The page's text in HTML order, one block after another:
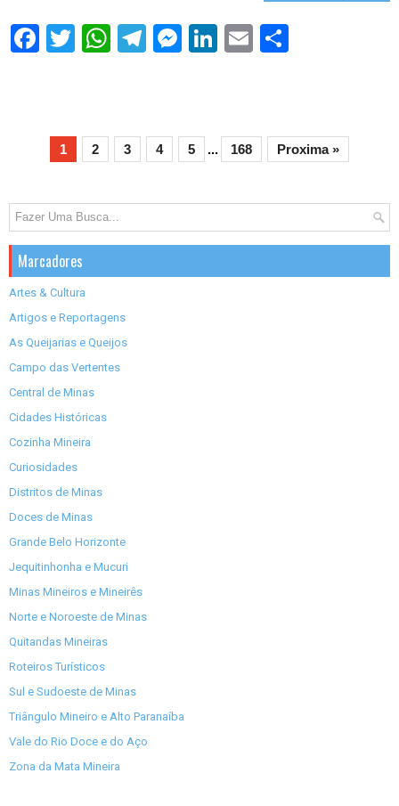
1 2 3 4 5 ... 168 Proxima »
Marcadores
Artes & Cultura
Artigos e Reportagens
As Queijarias e Queijos
Campo das Vertentes
Central de Minas
Cidades Históricas
Cozinha Mineira
Curiosidades
Distritos de Minas
Doces de Minas
Grande Belo Horizonte
Jequitinhonha e Mucuri
Minas Mineiros e Mineirês
Norte e Noroeste de Minas
Quitandas Mineiras
Roteiros Turísticos
Sul e Sudoeste de Minas
Triângulo Mineiro e Alto Paranaíba
Vale do Rio Doce e do Aço
Zona da Mata Mineira